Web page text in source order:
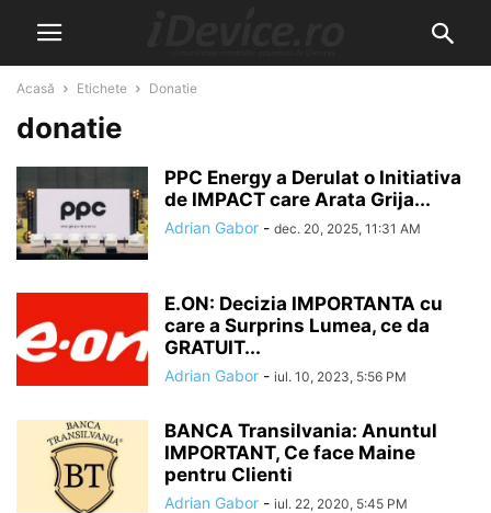
Acasă Etichete Donatie
donatie
PPC Energy a Derulat o Initiativa
de IMPACT care Arata Grija...
Adrian Gabor - dec. 20, 2025, 11:31 AM
E.ON: Decizia IMPORTANTA cu
care a Surprins Lumea, ce da
GRATUIT...
Adrian Gabor - iul. 10, 2023, 5:56 PM
BANCA Transilvania: Anuntul
IMPORTANT, Ce face Maine
pentru Clienti
Adrian Gabor - iul. 22, 2020, 5:45 PM